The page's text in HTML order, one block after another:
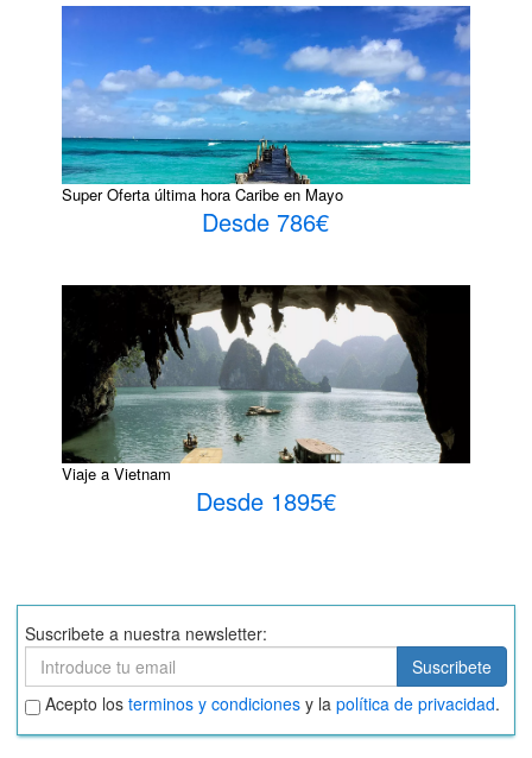
Super Oferta última hora Caribe en Mayo
Desde 786€
Viaje a Vietnam
Desde 1895€
Suscribete a nuestra newsletter:
Suscribete
Suscribete
Aceptar
términos
y
Acepto los terminos y condiciones y la política de privacidad.